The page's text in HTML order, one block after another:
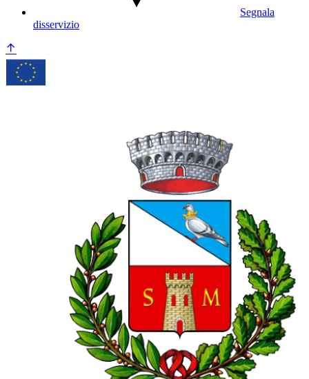
Segnala
disservizio